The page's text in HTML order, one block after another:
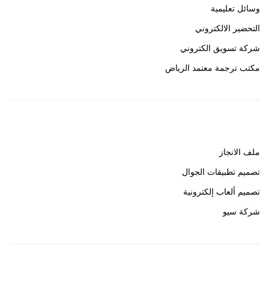
وسائل تعليمية
التحضير الالكتروني
شركة تسويق الكتروني
مكتب ترجمة معتمد الرياض
ملف الانجاز
تصميم تطبيقات الجوال
تصميم ألعاب إلكترونية
شركة سيو